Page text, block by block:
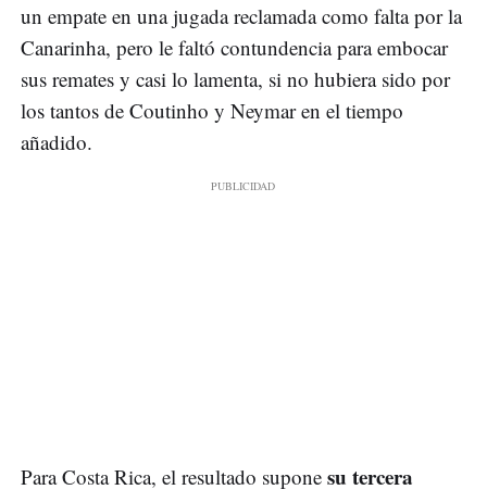
un empate en una jugada reclamada como falta por la
Canarinha, pero le faltó contundencia para embocar
sus remates y casi lo lamenta, si no hubiera sido por
los tantos de Coutinho y Neymar en el tiempo
añadido.
Para Costa Rica, el resultado supone su tercera